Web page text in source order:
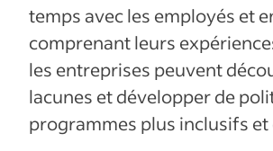
temps avec les employés et
comprenant leurs
les entreprises peuvent
lacunes et développer de
programmes plus inclusifs et